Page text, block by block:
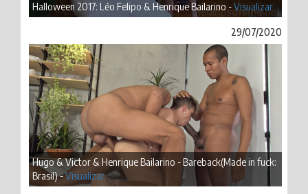
Halloween 2017: Léo Felipo & Henrique Bailarino -Visualizar
29/07/2020
Hugo & Victor & Henrique Bailarino - Bareback(Made in fuck:
Brasil) -Visualizar